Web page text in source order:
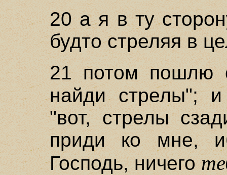
20 а я в ту
будто стреляя в
21 потом пошлю
найди стрелы";
"вот, стрелы
приди ко мне,
Господь, ничего